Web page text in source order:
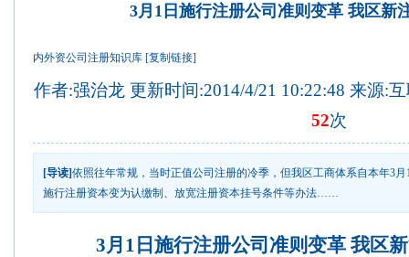
3月1日施行注册公司准则变革 我区新
内外资公司注册知识库 [复制链接]
作者:强治龙 更新时间:2014/4/21 10:22:48 来源:
52次
[导读]依照往年常规，当时正值公司注册的冷季，但我区工商体系自本年3
施行注册资本变为认缴制、放宽注册资本挂号条件等办法……
3月1日施行注册公司准则变革 我区